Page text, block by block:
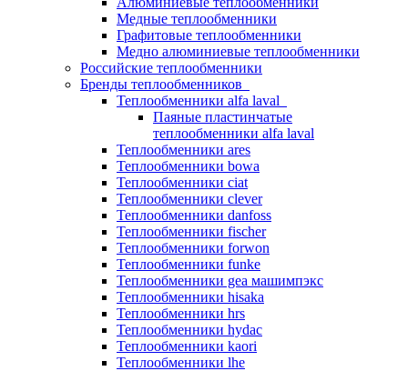
Медные теплообменники
Графитовые теплообменники
Медно алюминиевые теплообменники
Российские теплообменники
Бренды теплообменников
Теплообменники alfa laval
Паяные пластинчатые
теплообменники alfa laval
Теплообменники ares
Теплообменники bowa
Теплообменники ciat
Теплообменники clever
Теплообменники danfoss
Теплообменники fischer
Теплообменники forwon
Теплообменники funke
Теплообменники gea машимпэкс
Теплообменники hisaka
Теплообменники hrs
Теплообменники hydac
Теплообменники kaori
Теплообменники lhe